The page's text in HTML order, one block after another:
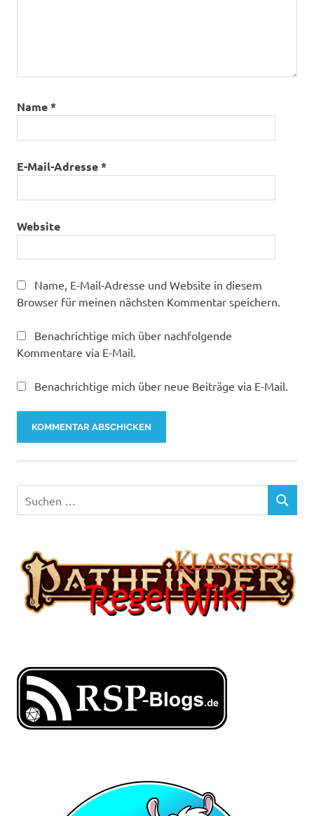
Name*
E-Mail-Adresse*
Website
Name, E-Mail-Adresse und Website in diesem
Browser für meinen nächsten Kommentar speichern.
Benachrichtige mich über nachfolgende
Kommentare via E-Mail.
Benachrichtige mich über neue Beiträge via E-Mail.
nach:
SUCHEN